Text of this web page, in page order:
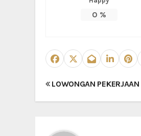
0 %
N
a
v
LOWONGAN PEKERJAAN